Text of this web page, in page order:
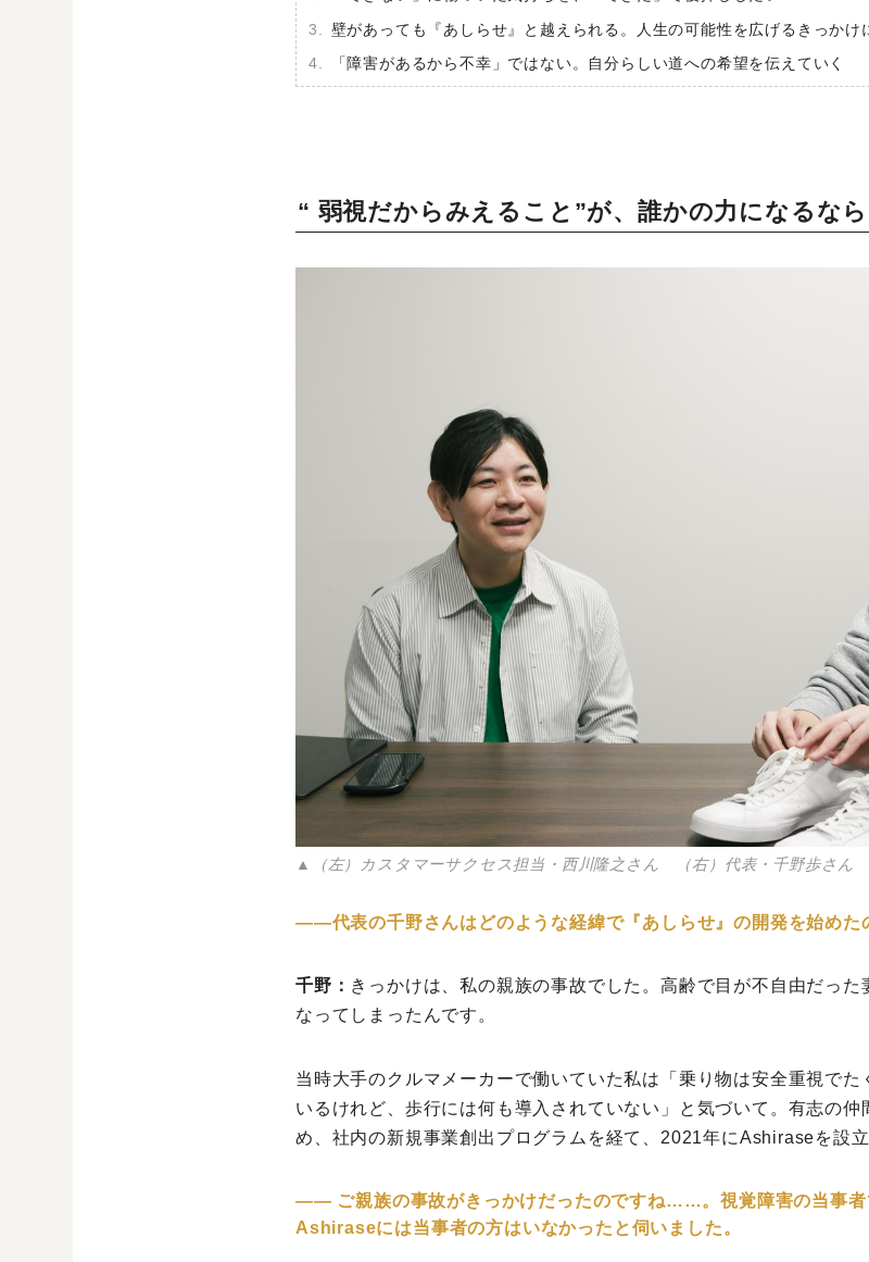
壁があっても『あしらせ』と越えられる。人生の可能性を広げるきっかけ
「障害があるから不幸」ではない。自分らしい道への希望を伝えていく
“ 弱視だからみえること”が、誰かの力になるなら
▲（左）カスタマーサクセス担当・西川隆之さん （右）代表・千野歩さん
――代表の千野さんはどのような経緯で『あしらせ』の開発を始めた
千野： きっかけは、私の親族の事故でした。高齢で目が不自由だった
なってしまったんです。
当時大手のクルマメーカーで働いていた私は「乗り物は安全重視で
いるけれど、歩行には何も導入されていない」と気づいて。有志の
め、社内の新規事業創出プログラムを経て、2021年にAshiraseを設立
―― ご親族の事故がきっかけだったのですね……。視覚障害の当事者
Ashiraseには当事者の方はいなかったと伺いました。